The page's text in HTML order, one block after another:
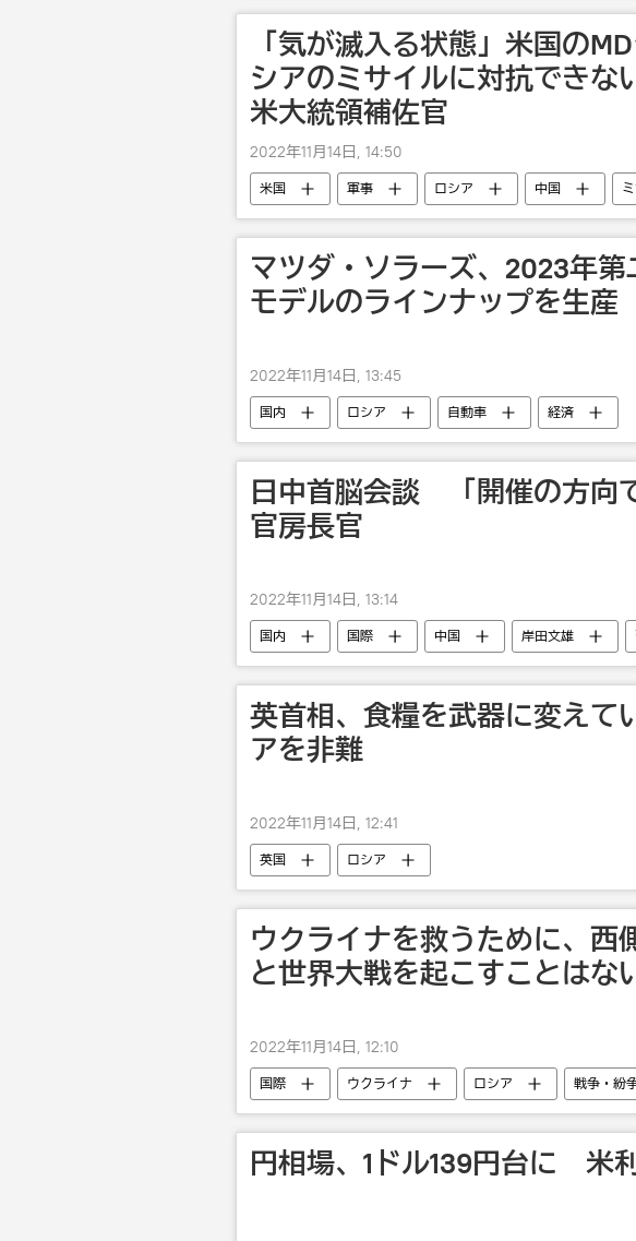
「気が滅入る状態」米国の
シアのミサイルに対抗できな
米大統領補佐官
2022年11月14日, 14:50
米国 軍事 ロシア 中国
マツダ・ソラーズ、2023年
モデルのラインナップを生産
2022年11月14日, 13:45
国内 ロシア 自動車 経済
日中首脳会談 「開催の方向
官房長官
2022年11月14日, 13:14
国内 国際 中国 岸田文雄
英首相、食糧を武器に変えて
アを非難
2022年11月14日, 12:41
英国 ロシア
ウクライナを救うために、西
と世界大戦を起こすことはな
2022年11月14日, 12:10
国際 ウクライナ ロシア 戦争・紛
円相場、1ドル139円台に 米